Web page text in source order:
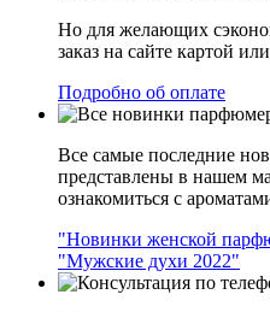
Но для желающих
заказ на сайте картой
Подробно об оплате
Все самые последние
представлены в нашем
ознакомиться с
"Новинки женской
"Мужские духи 2022"